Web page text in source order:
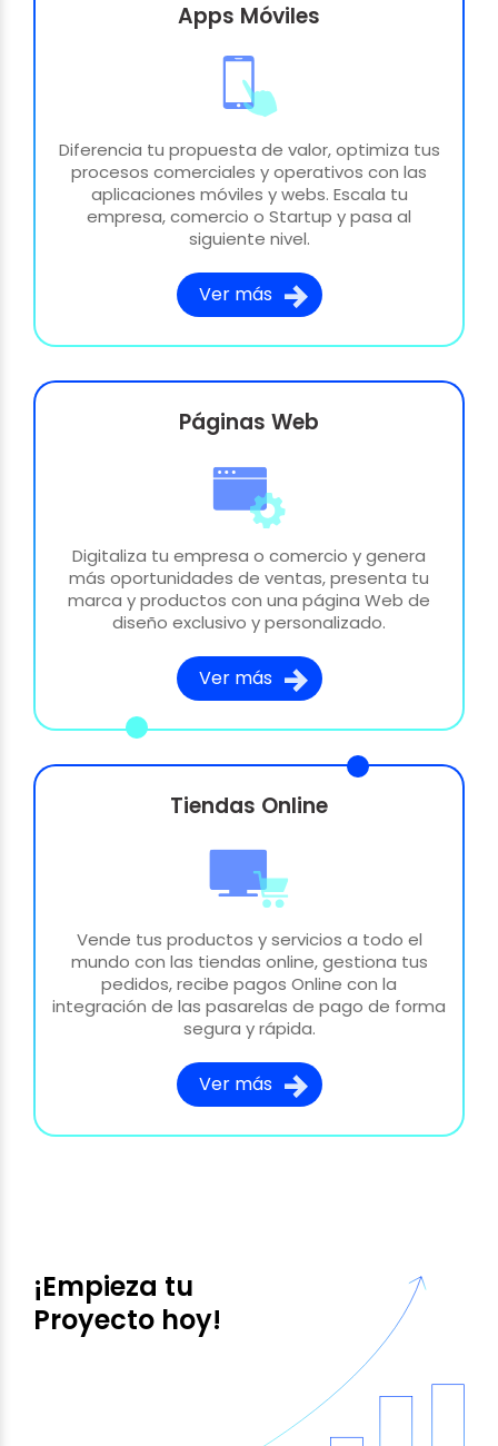
Apps Móviles
Diferencia tu propuesta de valor, optimiza tus
procesos comerciales y operativos con las
aplicaciones móviles y webs. Escala tu
empresa, comercio o Startup y pasa al
siguiente nivel.
Ver más
Páginas Web
Digitaliza tu empresa o comercio y genera
más oportunidades de ventas, presenta tu
marca y productos con una página Web de
diseño exclusivo y personalizado.
Ver más
Tiendas Online
Vende tus productos y servicios a todo el
mundo con las tiendas online, gestiona tus
pedidos, recibe pagos Online con la
integración de las pasarelas de pago de forma
segura y rápida.
Ver más
¡Empieza tu
Proyecto hoy!